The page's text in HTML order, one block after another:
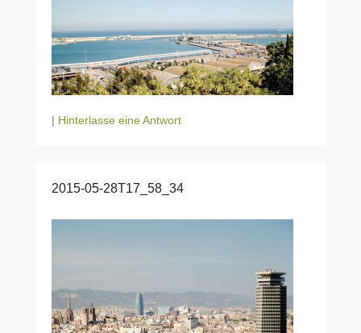
| Hinterlasse eine Antwort
2015-05-28T17_58_34